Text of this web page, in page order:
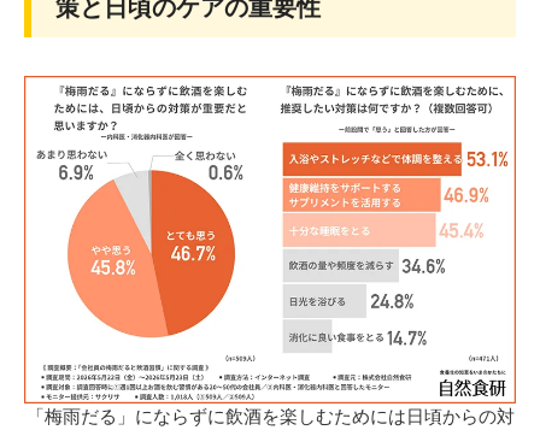
策と日頃のケアの重要性
「梅雨だる」にならずに飲酒を楽しむためには日頃からの対